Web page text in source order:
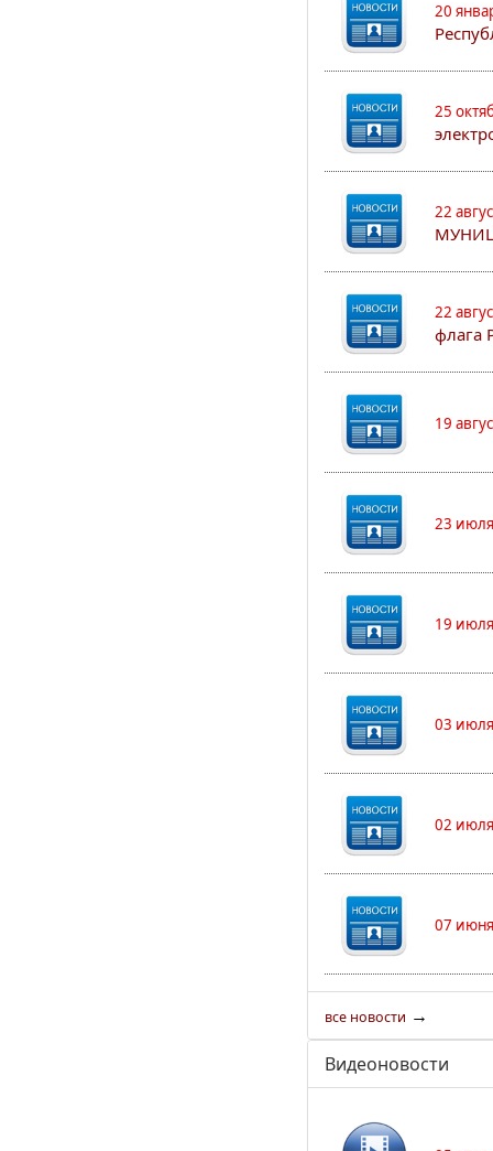
20
25
22
22
флага
19
23
19
03
02
07
все новости →
Видеоновости